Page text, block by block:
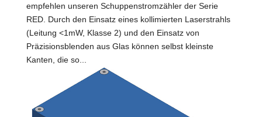
empfehlen unseren Schuppenstromzähler der Serie
RED. Durch den Einsatz eines kollimierten Laserstrahls
(Leitung <1mW, Klasse 2) und den Einsatz von
Präzisionsblenden aus Glas können selbst kleinste
Kanten, die so...